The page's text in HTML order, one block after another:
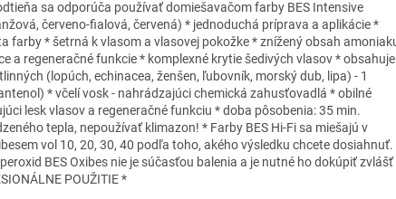
sa odporúča používať domiešavačom farby BES Intensive
červeno-fialová, červená) * jednoduchá príprava a aplikácie *
farby * šetrná k vlasom a vlasovej pokožke * znížený obsah
a regeneračné funkcie * komplexné krytie šedivých vlasov * obsahuje
(lopúch, echinacea, ženšen, ľubovník, morský dub, lipa) - 1
* včelí vosk - nahrádzajúci chemická zahusťovadlá * obilné
lesk vlasov a regeneračné funkciu * doba pôsobenia: 35 min.
tepla, nepoužívať klimazon! * Farby BES Hi-Fi sa miešajú v
vol 10, 20, 30, 40 podľa toho, akého výsledku chcete dosiahnuť.
peroxid BES Oxibes nie je súčasťou balenia a je nutné ho dokúpiť zvlášť
POUŽITIE *